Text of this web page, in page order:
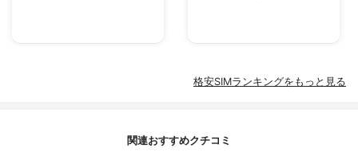
格安SIMランキングをもっと見る
関連おすすめクチコミ